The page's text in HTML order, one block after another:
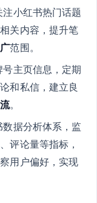
注小红书热门话题
关内容，提升笔
范围。
号主页信息，定期
和私信，建立良
。
数据分析体系，监
评论量等指标，
用户偏好，实现